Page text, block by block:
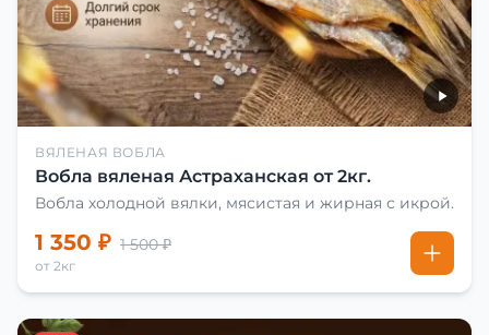
ВЯЛЕНАЯ ВОБЛА
Вобла вяленая Астраханская от 2кг.
Вобла холодной вялки, мясистая и жирная с икрой.
1 350 ₽ 1 500 ₽
от 2кг